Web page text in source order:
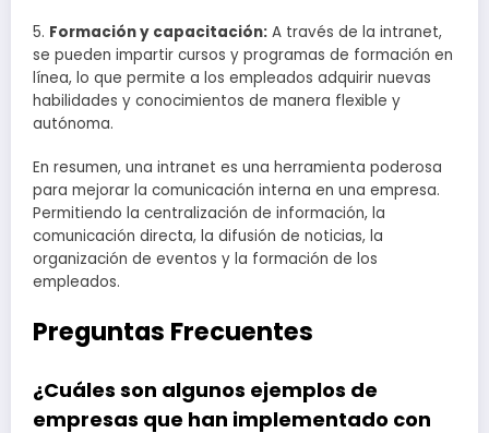
5. Formación y capacitación: A través de la intranet,
se pueden impartir cursos y programas de formación en
línea, lo que permite a los empleados adquirir nuevas
habilidades y conocimientos de manera flexible y
autónoma.
En resumen, una intranet es una herramienta poderosa
para mejorar la comunicación interna en una empresa.
Permitiendo la centralización de información, la
comunicación directa, la difusión de noticias, la
organización de eventos y la formación de los
empleados.
Preguntas Frecuentes
¿Cuáles son algunos ejemplos de
empresas que han implementado con